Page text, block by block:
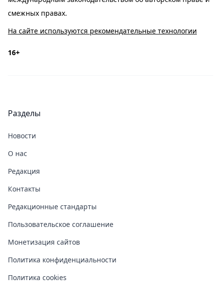
смежных правах.
На сайте используются рекомендательные технологии
16+
Разделы
Новости
О нас
Редакция
Контакты
Редакционные стандарты
Пользовательское соглашение
Монетизация сайтов
Политика конфиденциальности
Политика cookies